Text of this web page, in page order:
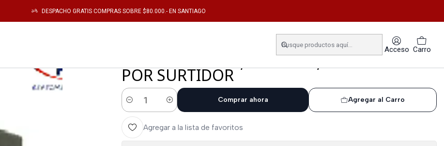
Acceso Carro
DESPACHO GRATIS COMPRAS SOBRE $80.000.- EN SANTIAGO
VÁLVULA FANCOIL HONEYWELL, RETORNO POR RESORTE 1 , DOS VÍAS, CONEXIÓN POR SURTIDOR
VÁLVULA FANCOIL HONEYWELL, RETORNO
POR RESORTE 1 , DOS VÍAS, CONEXIÓN
POR SURTIDOR
Cantidad
Agregar al Carro
Comprar ahora
Agregar a la lista de favoritos